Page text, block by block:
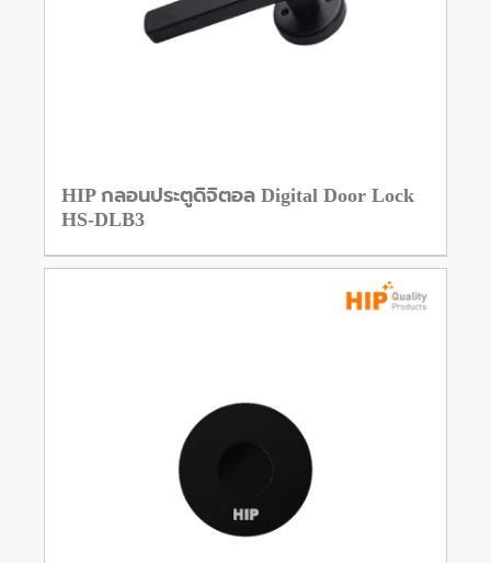
HIP กลอนประตูดิจิตอล Digital Door Lock
HS-DLB3